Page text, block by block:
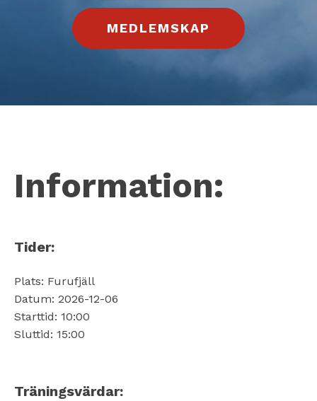
MEDLEMSKAP
Information:
Tider:
Plats: Furufjäll
Datum: 2026-12-06
Starttid: 10:00
Sluttid: 15:00
Träningsvärdar: